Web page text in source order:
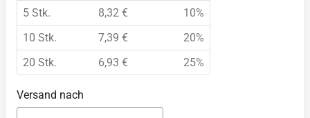
5 Stk.
8,32 €
10%
10 Stk.
7,39 €
20%
20 Stk.
6,93 € 25%
Versand nach